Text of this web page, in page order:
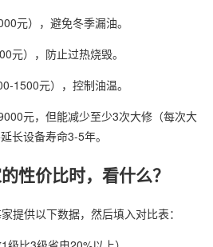
元），避免冬季漏油。
元），防止过热烧毁。
1500元），控制油温。
元，但能减少至少3次大修（每次大
长设备寿命3-5年。
性价比时，看什么？
提供以下数据，然后填入对比表：